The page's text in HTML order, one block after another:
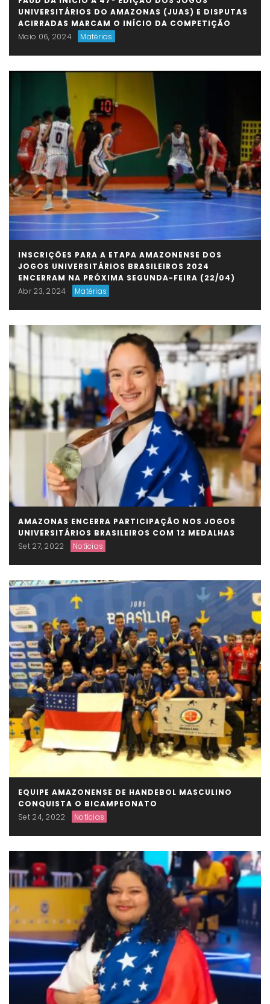
UNIVERSITÁRIOS DO AMAZONAS (JUAS) E DISPUTAS
ACIRRADAS MARCAM O INÍCIO DA COMPETIÇÃO
Maio 06, 2024
Matérias
INSCRIÇÕES PARA A ETAPA AMAZONENSE DOS
JOGOS UNIVERSITÁRIOS BRASILEIROS 2024
ENCERRAM NA PRÓXIMA SEGUNDA-FEIRA (22/04)
Abr 23, 2024
Matérias
AMAZONAS ENCERRA PARTICIPAÇÃO NOS JOGOS
UNIVERSITÁRIOS BRASILEIROS COM 12 MEDALHAS
Set 27, 2022
Notícias
EQUIPE AMAZONENSE DE HANDEBOL MASCULINO
CONQUISTA O BICAMPEONATO
Set 24, 2022
Notícias